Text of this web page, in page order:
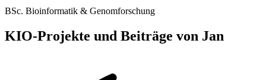
BSc. Bioinformatik & Genomforschung
KIO-Projekte und Beiträge von Jan